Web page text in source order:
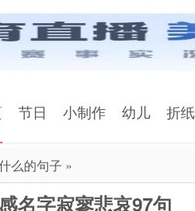
节日 小制作 幼儿 折纸
么的句子 »
名字寂寥悲哀97句